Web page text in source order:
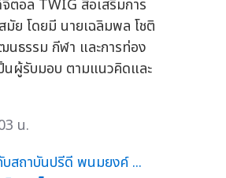
ตอล TWIG สื่อเสริมการ
มัย โดยมี นายเฉลิมพล โชติ
ธรรม กีฬา และการท่อง
นผู้รับมอบ ตามแนวคิดและ
น.